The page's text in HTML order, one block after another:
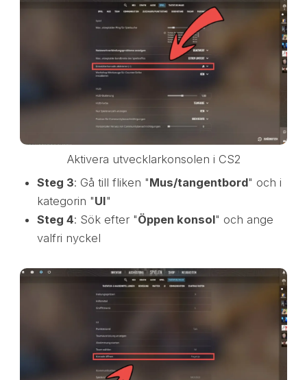
Aktivera utvecklarkonsolen i CS2
Steg 3: Gå till fliken "Mus/tangentbord" och i
kategorin "UI"
Steg 4: Sök efter "Öppen konsol" och ange
valfri nyckel